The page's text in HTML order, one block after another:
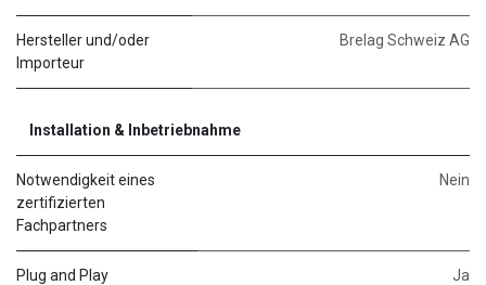
Hersteller und/oder
Importeur
Brelag Schweiz AG
Installation & Inbetriebnahme
Notwendigkeit eines
zertifizierten
Fachpartners
Nein
Plug and Play
Ja